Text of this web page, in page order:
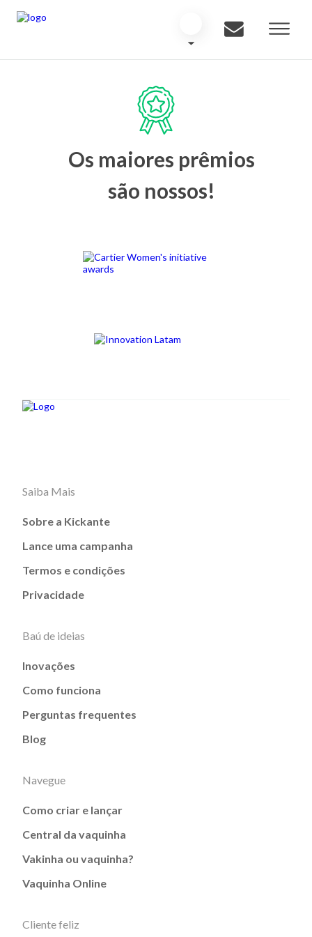
Os maiores prêmios
são nossos!
Saiba Mais
Sobre a Kickante
Lance uma campanha
Termos e condições
Privacidade
Baú de ideias
Inovações
Como funciona
Perguntas frequentes
Blog
Navegue
Como criar e lançar
Central da vaquinha
Vakinha ou vaquinha?
Vaquinha Online
Cliente feliz